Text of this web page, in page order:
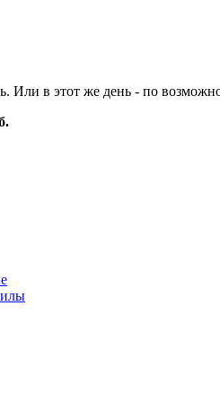
Или в этот же день - по